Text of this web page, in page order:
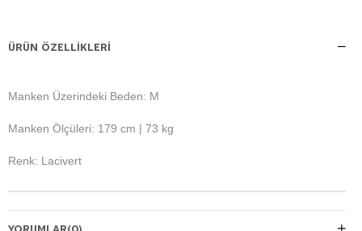
ÜRÜN ÖZELLIKLERI
Manken Üzerindeki Beden: M
Manken Ölçüleri: 179 cm | 73 kg
Renk: Lacivert